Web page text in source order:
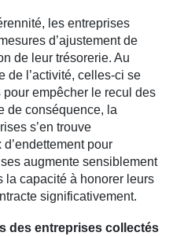
les entreprises
d’ajustement de
de leur trésorerie. Au
de l’activité, celles-ci se
empêcher le recul des
de conséquence, la
s’en trouve
pour
augmente sensiblement
la capacité à honorer leurs
significativement.
des entreprises collectés